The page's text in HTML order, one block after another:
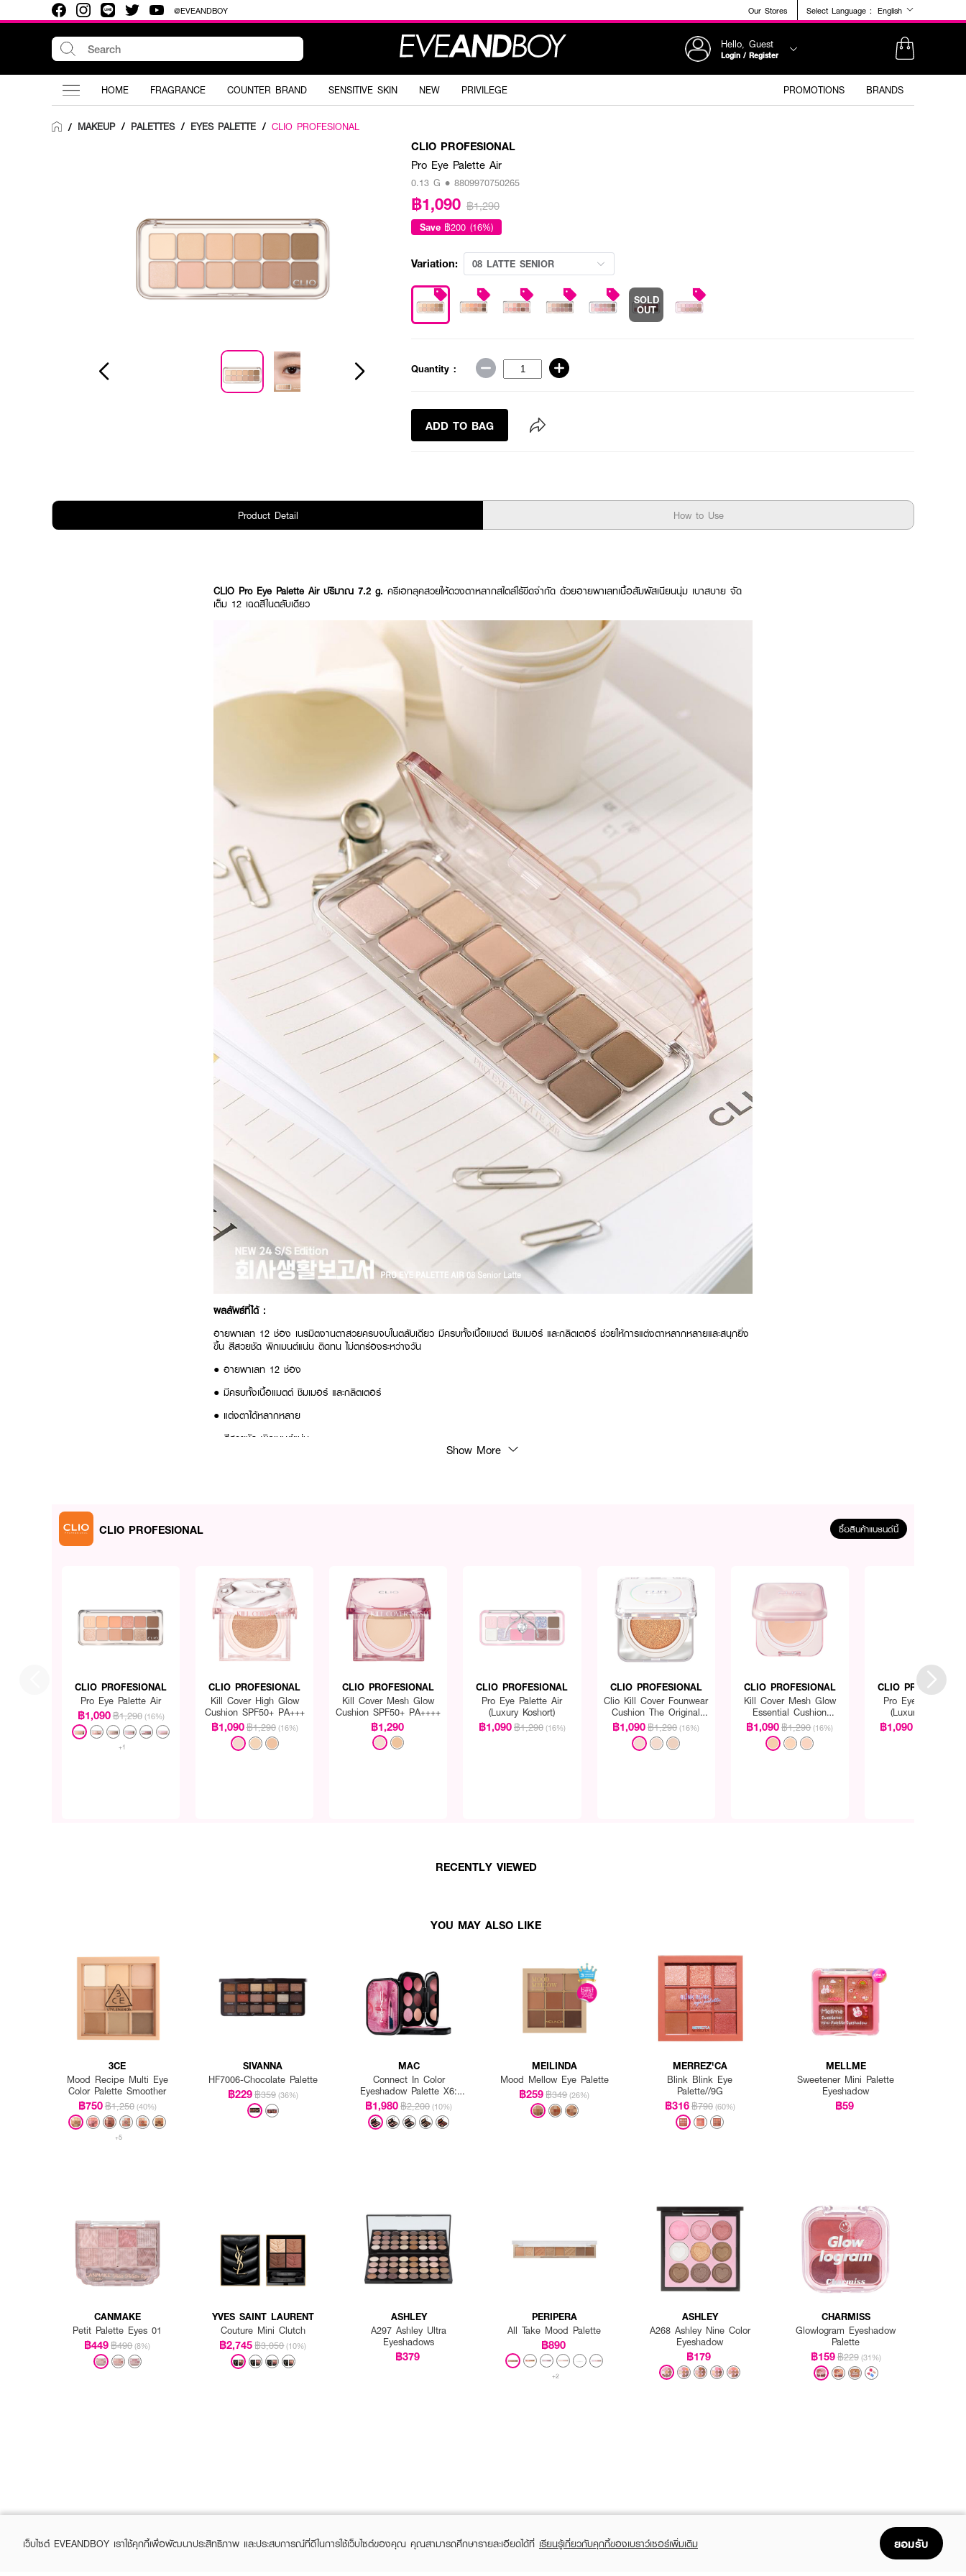
@EVEANDBOY Our Stores Select Language : English
Hello, Guest
Login / Register
HOME FRAGRANCE COUNTER BRAND SENSITIVE SKIN NEW PRIVILEGE PROMOTIONS BRANDS
/ MAKEUP / PALETTES / EYES PALETTE / CLIO PROFESIONAL
CLIO PROFESIONAL
Pro Eye Palette Air
0.13 G • 8809970750265
฿1,090 ฿1,290
Save ฿200 (16%)
Variation: 08 LATTE SENIOR
SOLD
OUT
Quantity :
ADD TO BAG
Product Detail How to Use
CLIO Pro Eye Palette Air ปริมาณ 7.2 g. ครีเอทลุคสวยให้ดวงตาหลากสไตล์ไร้ขีดจำกัด ด้วยอายพาเลทเนื้อสัมผัสเนียนนุ่ม เบาสบาย จัด
เต็ม 12 เฉดสีในตลับเดียว
ผลลัพธ์ที่ได้ :
อายพาเลท 12 ช่อง เนรมิตงานตาสวยครบจบในตลับเดียว มีครบทั้งเนื้อแมตต์ ชิมเมอร์ และกลิตเตอร์ ช่วยให้การแต่งตาหลากหลายและสนุกยิ่ง
ขึ้น สีสวยชัด พิกเมนต์แน่น ติดทน ไม่ตกร่องระหว่างวัน
● อายพาเลท 12 ช่อง
● มีครบทั้งเนื้อแมตต์ ชิมเมอร์ และกลิตเตอร์
● แต่งตาได้หลากหลาย
● สีสวยชัด พิกเมนต์แน่น
How to Use :
ใช้แปรงหรือนิ้วเกลี่ยสีที่ต้องการให้ทั่วบริเวณดวงตาหลังจากลงสีเบสแล้ว ให้ใช้กลิตเตอร์สำหรับลงเมคอัพแบบพอยท์เมคอัพเพื่อให้แต่งตาดูสดใส
Show More
CLIO PROFESIONAL ซื้อสินค้าแบรนด์นี้
CLIO PROFESIONAL
Pro Eye Palette Air
฿1,090฿1,290 (16%)
+1
CLIO PROFESIONAL
Kill Cover High Glow
Cushion SPF50+ PA+++
฿1,090฿1,290 (16%)
CLIO PROFESIONAL
Kill Cover Mesh Glow
Cushion SPF50+ PA++++
฿1,290
CLIO PROFESIONAL
Pro Eye Palette Air
(Luxury Koshort)
฿1,090฿1,290 (16%)
CLIO PROFESIONAL
Clio Kill Cover Founwear
Cushion The Original
SPF50+ PA+++
฿1,090฿1,290 (16%)
CLIO PROFESIONAL
Kill Cover Mesh Glow
Essential Cushion
SPF50+ PA++++ 15Gx2
฿1,090฿1,290 (16%)
CLIO
Pro Eye Palette Air
(Luxury Koshort)
฿1,090
RECENTLY VIEWED
YOU MAY ALSO LIKE
3CE
Mood Recipe Multi Eye
Color Palette Smoother
฿750฿1,250 (40%)
+5
SIVANNA
HF7006-Chocolate Palette
฿229฿359 (36%)
MAC
Connect In Color
Eyeshadow Palette X6:
Rose Lens
฿1,980฿2,200 (10%)
MEILINDA
Mood Mellow Eye Palette
฿259฿349 (26%)
MERREZ'CA
Blink Blink Eye
Palette//9G
฿316฿790 (60%)
MELLME
Sweetener Mini Palette
Eyeshadow
฿59
CANMAKE
Petit Palette Eyes 01
฿449฿490 (8%)
YVES SAINT LAURENT
Couture Mini Clutch
฿2,745฿3,050 (10%)
ASHLEY
A297 Ashley Ultra
Eyeshadows
฿379
PERIPERA
All Take Mood Palette
฿890
+2
ASHLEY
A268 Ashley Nine Color
Eyeshadow
฿179
CHARMISS
Glowlogram Eyeshadow
Palette
฿159฿229 (31%)
เว็บไซต์ EVEANDBOY เราใช้คุกกี้เพื่อพัฒนาประสิทธิภาพ และประสบการณ์ที่ดีในการใช้เว็บไซต์ของคุณ คุณสามารถศึกษารายละเอียดได้ที่ เรียนรู้เกี่ยวกับคุกกี้ของเบราว์เซอร์เพิ่มเติม ยอมรับ